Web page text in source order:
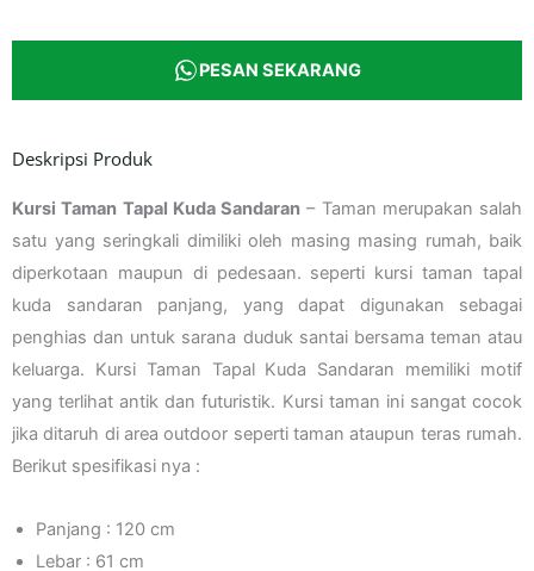
PESAN SEKARANG
Deskripsi Produk
Kursi Taman Tapal Kuda Sandaran – Taman merupakan salah
satu yang seringkali dimiliki oleh masing masing rumah, baik
diperkotaan maupun di pedesaan. seperti kursi taman tapal
kuda sandaran panjang, yang dapat digunakan sebagai
penghias dan untuk sarana duduk santai bersama teman atau
keluarga. Kursi Taman Tapal Kuda Sandaran memiliki motif
yang terlihat antik dan futuristik. Kursi taman ini sangat cocok
jika ditaruh di area outdoor seperti taman ataupun teras rumah.
Berikut spesifikasi nya :
Panjang : 120 cm
Lebar : 61 cm